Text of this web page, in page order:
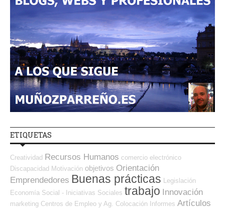
ETIQUETAS
Creatividad Recursos Humanos comercio electrónico
Discapacidad Motivación objetivos Orientación
Emprendedores Buenas prácticas Legislación
Economía Social - Iniciativas Sociales trabajo Innovación
marketing Centros de Empleo y Ag. Colocación Informes Artículos